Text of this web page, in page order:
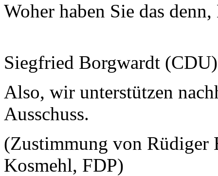
Woher haben Sie das
Siegfried Borgwardt
Also, wir unterstützen
Ausschuss.
(Zustimmung von Rüdiger
Kosmehl, FDP)